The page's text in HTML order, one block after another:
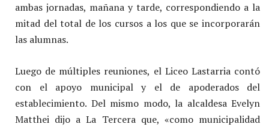
ambas jornadas, mañana y tarde, correspondiendo a la
mitad del total de los cursos a los que se incorporarán
las alumnas.
Luego de múltiples reuniones, el Liceo Lastarria contó
con el apoyo municipal y el de apoderados del
establecimiento. Del mismo modo, la alcaldesa Evelyn
Matthei dijo a La Tercera que, «como municipalidad